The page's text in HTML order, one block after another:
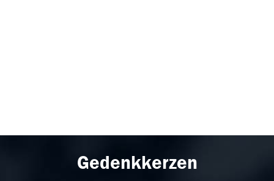
Gedenkkerzen